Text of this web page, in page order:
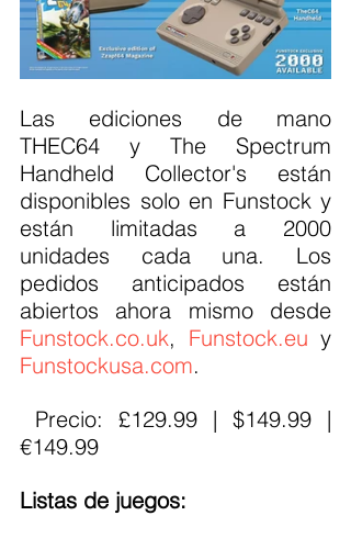
Las ediciones de mano
THEC64 y The Spectrum
Handheld Collector's están
disponibles solo en Funstock y
están limitadas a 2000
unidades cada una. Los
pedidos anticipados están
Funstock.co.uk, Funstock.eu
Funstockusa.com.
€149.99
Listas de juegos: